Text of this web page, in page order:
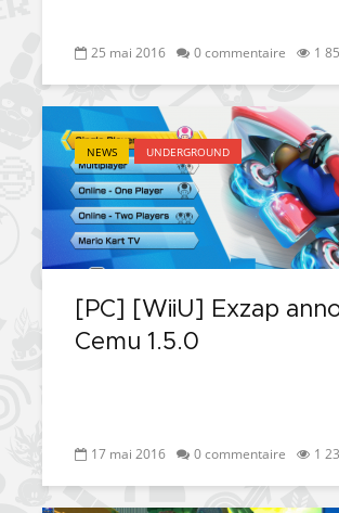
25 mai 2016 0 commentaire 1
NEWS UNDERGROUND
[PC] [WiiU] Exzap
Cemu 1.5.0
17 mai 2016 0 commentaire 1